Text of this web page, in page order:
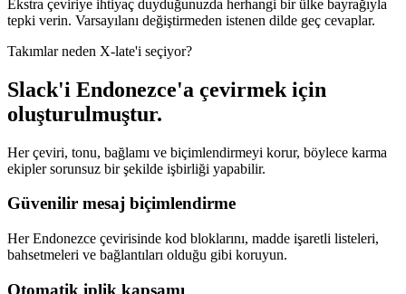
Ekstra çeviriye ihtiyaç duyduğunuzda herhangi bir ülke bayrağıyla
tepki verin. Varsayılanı değiştirmeden istenen dilde geç cevaplar.
Takımlar neden X-late'i seçiyor?
Slack'i Endonezce'a çevirmek için
oluşturulmuştur.
Her çeviri, tonu, bağlamı ve biçimlendirmeyi korur, böylece karma
ekipler sorunsuz bir şekilde işbirliği yapabilir.
Güvenilir mesaj biçimlendirme
Her Endonezce çevirisinde kod bloklarını, madde işaretli listeleri,
bahsetmeleri ve bağlantıları olduğu gibi koruyun.
Otomatik iplik kapsamı